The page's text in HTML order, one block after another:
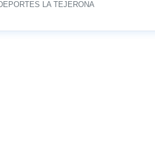
LA TEJERONA